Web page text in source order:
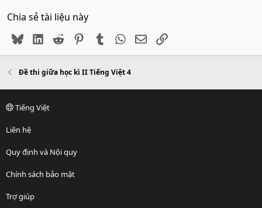
Chia sẻ tài liệu này
BlueskyLinkedIn
Reddit PinterestTumblr WhatsApp
EmailLink
Đề thi giữa học kì II Tiếng Việt 4
Tiếng Việt
Liên hệ
Quy định và Nội quy
Chính sách bảo mật
Trợ giúp